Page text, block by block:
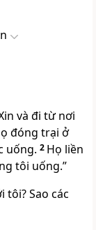
và đi từ nơi
đóng trại ở
uống. 2 Họ liền
tôi uống.”
tôi? Sao các